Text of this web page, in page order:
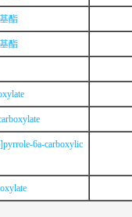
酯
酯
6a-carboxylic